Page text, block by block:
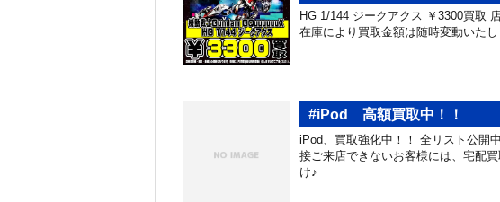
HG 1/144 ジークアクス ￥3300買取
在庫により買取金額は随時変動いたし
#iPod 高額買取中！！
iPod、買取強化中！！ 全リスト公開
接ご来店できないお客様には、宅配
け♪